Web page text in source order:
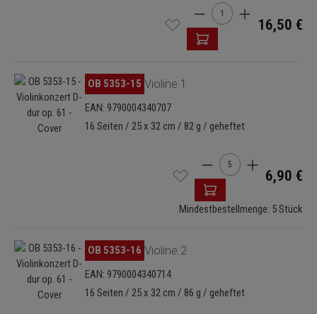
Produkt Anzahl: Gib
16,50 €
Bildergalerie überspringen
OB 5353-15 Violine 1
EAN: 9790004340707
16 Seiten / 25 x 32 cm / 82 g / geheftet
Produkt Anzahl: Gib
6,90 €
Mindestbestellmenge: 5 Stück
Bildergalerie überspringen
OB 5353-16 Violine 2
EAN: 9790004340714
16 Seiten / 25 x 32 cm / 86 g / geheftet